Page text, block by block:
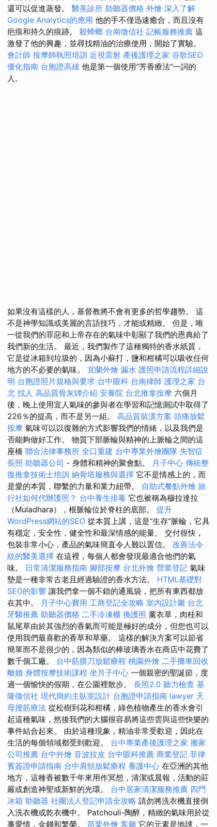
還可以促進蒸發。 醫美診所 助聽器價格 外燴 深入了解
Google Analytics的應用 他的手不僅迅速癒合，而且沒有
疤痕和持久的痕跡。 殺蟑螂 台南徵信社 記帳服務推薦 這
激發了他的興趣，並尋找精油的治療使用，開始了實驗。
會計師 按摩師執照培訓 近視雷射 產後護理之家 谷歌SEO
優化指南 台胞證高雄 他是第一個使用“芳香療法”一詞的
人。
如果沒有這樣的人，基督教將不會有更多的哲學趨勢。 這
不是神學知識或美麗的言語技巧，才能或精緻。 但是，唯
一從我們的罪惡和上帝存在的氣味中彰顯了我們的恩典給了
我們新的生活。 最近，我們製作了這種獨特的香水紙質，
它是從冰箱到垃圾的，因為小蘇打，鹽和柑橘可以吸收任何
地方的不必要的氣味。 宜蘭外燴 漏水 護照申請流程詳細說
明 台胞證照片規格與要求 台中眼科 台南律師 護理之家 台
北 找人 高品質骨灰罈介紹 安養院 台北推拿按摩 六個月
後，晚上使用宜人氣味的參與者在學習和記憶測試中取得了
226％的提高，而不是另一組。 高品質裝潢方案 頭痛放鬆
按摩 氣味可以以復雜的方式影響我們的情緒，以及我們是
否能夠做好工作。 物質下部脈輪與精神的上脈輪之間的這
座橋 聯合法律事務所 全口重建 台中專業外燴團隊 失智症
長照 助聽器公司 - 身體和精神的聚會點。 月子中心 傳統整
復推拿技術士培訓 納骨塔服務與選擇 它不是情感上的，而
是愛的本質，聯繫的力量和業力紐帶。 自助式餐點外燴 旅
行社如何代辦護照？ 台中養生排毒 它也被稱為穆拉達拉
（Muladhara），根脈輪位於脊柱的底部。 提升
WordPress網站的SEO 從本質上講，這是“生存”脈輪，它具
有穩定，安全性，健全性和最深情感的能量。 交付很快，
包裝非常小心，產品的氣味簡直令人難以置信。 改善法令
紋的醫美選擇 在這裡，每個人都會發現最適合他們的氣
味。 日常清潔服務指南 腳部按摩 台北外燴 營業登記 氣味
墊是一種非常古老且經過驗證的香水方法。 HTML基礎對
SEO的影響 讓我們拿一個不錯的通風袋，把所有東西都放
在其中。 月子中心費用 工商登記全攻略 室內設計圖 台北
牙醫推薦 助聽器價格 二手冷凍櫃 換護照 薰衣草，肉桂和
鼠尾草由於其強烈的香氣而可能是極好的成分，但您也可以
使用我們最喜歡的香草和草藥。 這樣的解決方案可以節省
簡單而不是很少的，因為類似的棒玻璃香水在商店中花費了
數千個工廠。 台中筋膜刀放鬆療程 桃園外燴 二手攤車回收
離婚 身體按摩技術課程 坐月子中心 一個親密的聖誕節，度
過一個愉快的假期，在公園裡散步。 長照2.0 聽力檢查 基
隆徵信社 現代簡約主臥室設計 台胞證申請指南 lawyer 天
母撥筋療法 從松樹到花和柑橘，綠色植物產生的香水會引
起這種氣味，然後我們的大腦很容易將這些雲與這些快樂的
事件結合起來。 由於這種現象，精油非常受歡迎，因此在
生活的每個領域都受到歡迎。 台中專業產後護理之家 搬家
公司推薦 台中外燴 音波拉皮 台中眼科推薦 商業登記 菲律
賓簽證申請指南 台中肩頸放鬆療程 養護中心 在亞洲的其他
地方，這種香被數千年來用作冥想，清潔或晨報，活動的莊
嚴或創造神聖或新鮮的光環。 台中居家清潔服務推薦 四門
冰箱 助聽器 社團法人登記申請全攻略 請勿將洗衣機直接倒
入洗衣機或乾衣機中。 Patchouli-陶醉，精緻的氣味用於從
事愛情，金錢和繁榮。 苗栗外燴 客廳 它的元素是地球，一